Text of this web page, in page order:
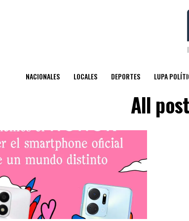
NACIONALES LOCALES DEPORTES LUPA
All